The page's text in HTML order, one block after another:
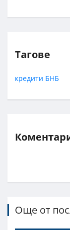
Тагове
кредити БНБ
Още от